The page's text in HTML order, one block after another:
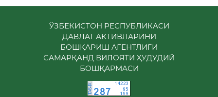
ЎЗБЕКИСТОН РЕСПУБЛИКАСИ
ДАВЛАТ АКТИВЛАРИНИ
БОШҚАРИШ АГЕНТЛИГИ
САМАРҚАНД ВИЛОЯТИ ҲУДУДИЙ
БОШҚАРМАСИ